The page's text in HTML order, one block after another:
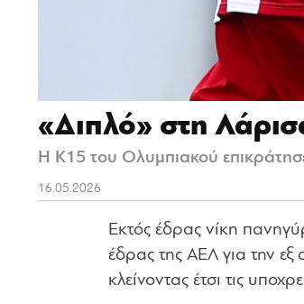
«Διπλό» στη
Η Κ15 του Ολυμπιακού
16.05.2026
Εκτός έδρας νίκη
έδρας της ΑΕΛ για την
κλείνοντας έτσι τις